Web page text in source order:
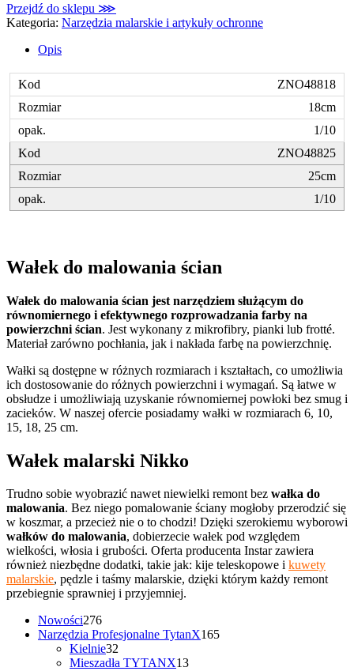
Przejdź do sklepu ⋙
Kategoria: Narzędzia malarskie i artykuły ochronne
Opis
ZNO48818
18cm
1/10
ZNO48825
25cm
1/10
Wałek do malowania ścian
Wałek do malowania ścian jest narzędziem służącym do
równomiernego i efektywnego rozprowadzania farby na
powierzchni ścian. Jest wykonany z mikrofibry, pianki lub frotté.
Materiał zarówno pochłania, jak i nakłada farbę na powierzchnię.
Wałki są dostępne w różnych rozmiarach i kształtach, co umożliwia
ich dostosowanie do różnych powierzchni i wymagań. Są łatwe w
obsłudze i umożliwiają uzyskanie równomiernej powłoki bez smug i
zacieków. W naszej ofercie posiadamy wałki w rozmiarach 6, 10,
15, 18, 25 cm.
Wałek malarski Nikko
Trudno sobie wyobrazić nawet niewielki remont bez wałka do
malowania. Bez niego pomalowanie ściany mogłoby przerodzić się
w koszmar, a przecież nie o to chodzi! Dzięki szerokiemu wyborowi
wałków do malowania, dobierzecie wałek pod względem
wielkości, włosia i grubości. Oferta producenta Instar zawiera
również niezbędne dodatki, takie jak: kije teleskopowe i kuwety
malarskie, pędzle i taśmy malarskie, dzięki którym każdy remont
przebiegnie sprawniej i przyjemniej.
Nowości276276
produktów
Narzędzia Profesjonalne TytanX165165
Kielnie32
produkty
Mieszadła TYTANX1313